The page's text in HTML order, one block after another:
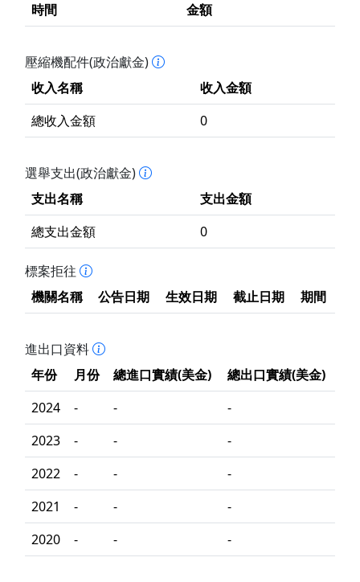
時間
金額
壓縮機配件(政治獻金)
收入名稱
收入金額
總收入金額
0
選舉支出(政治獻金)
支出名稱
支出金額
總支出金額
0
標案拒往
機關名稱
公告日期 生效日期 截止日期 期間
進出口資料
年份
月份 總進口實績(美金)
總出口實績(美金)
2024
- -
-
2023
- -
-
2022
- -
-
2021
- -
-
2020
- - -